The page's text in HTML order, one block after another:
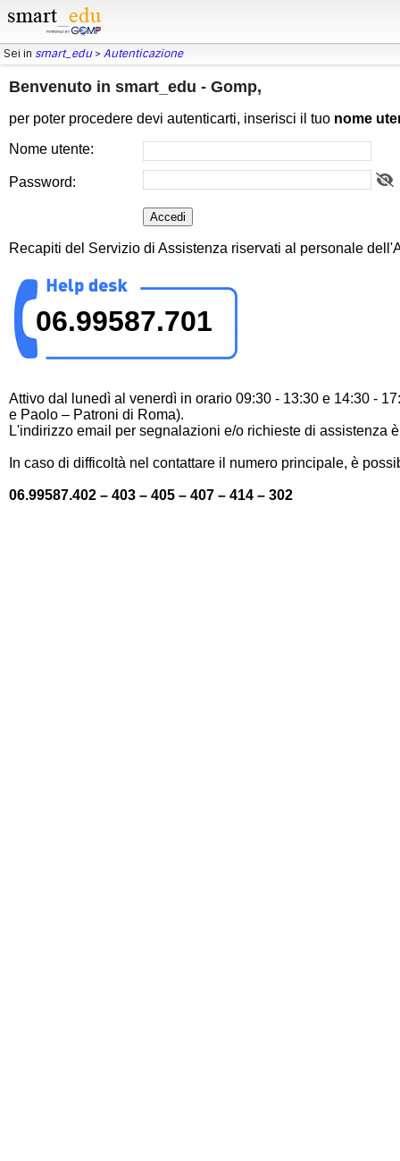
Sei in smart_edu> Autenticazione
Benvenuto in smart_edu - Gomp,
per poter procedere devi autenticarti, inserisci il tuo nome
Nome utente:
Password:
Recapiti del Servizio di Assistenza riservati al personale
06.99587.701
Attivo dal lunedì al venerdì in orario 09:30 - 13:30 e 14:30 -
e Paolo – Patroni di Roma).
L'indirizzo email per segnalazioni e/o richieste di assistenza
In caso di difficoltà nel contattare il numero principale, è
06.99587.402 – 403 – 405 – 407 – 414 – 302